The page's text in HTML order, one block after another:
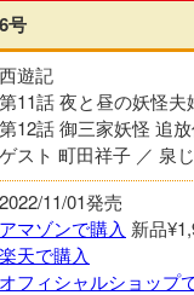
6号
西遊記
第11話 夜と昼の妖怪夫
第12話 御三家妖怪 追
ゲスト 町田祥子 ／ 泉
2022/11/01発売
アマゾンで購入 新品
楽天で購入
オフィシャルショップ